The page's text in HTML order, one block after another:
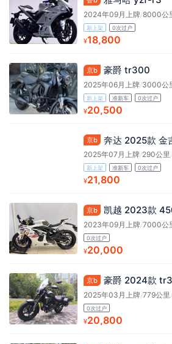
2024年09月上牌/8000公
新上架 0次过户
¥18,800
京b 豪爵 tr300
2025年06月上牌/3000公
新上架 准新车 0次过户
¥20,500
京b 奔达 2025款 金
2025年07月上牌/290公里/
新上架 准新车 0次过户
¥21,800
京b 凯越 2023款
2023年09月上牌/7000公
0次过户
¥20,000
京b 豪爵 2024款
2025年03月上牌/779公里/
0次过户
¥20,800